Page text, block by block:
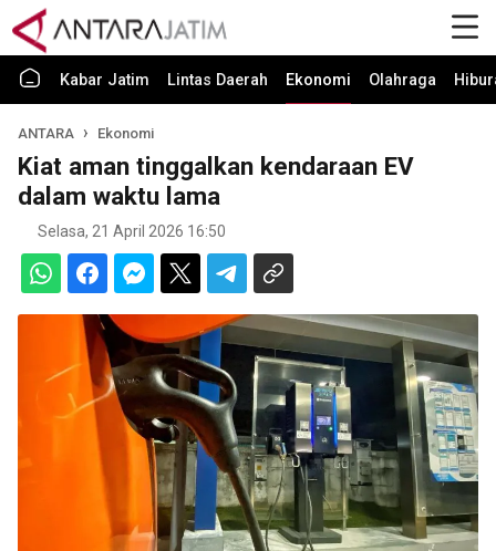
Kabar Jatim Lintas Daerah Ekonomi Olahraga
ANTARA Ekonomi
Kiat aman tinggalkan kendaraan EV
dalam waktu lama
Selasa, 21 April 2026 16:50